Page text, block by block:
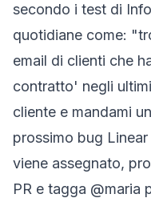
secondo i test di
quotidiane come:
email di clienti che
contratto' negli
cliente e mandami
prossimo bug
viene assegnato,
PR e tagga @maria